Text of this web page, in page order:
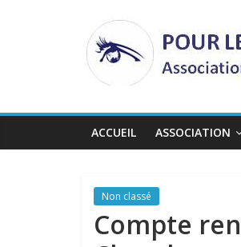
ACCUEIL ASSOCIATION
Non classé
Compte